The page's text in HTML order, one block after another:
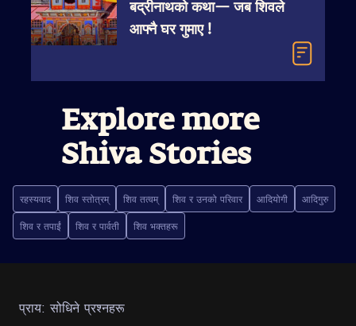
बद्रीनाथको कथा— जब शिवले
आफ्नै घर गुमाए !
Explore more
Shiva Stories
रहस्यवाद शिव स्तोत्रम् शिव तत्वम् शिव र उनको परिवार आदियोगी आदिगुरु
शिव र तपाईं शिव र पार्वती शिव भक्तहरू
प्राय: सोधिने प्रश्नहरू